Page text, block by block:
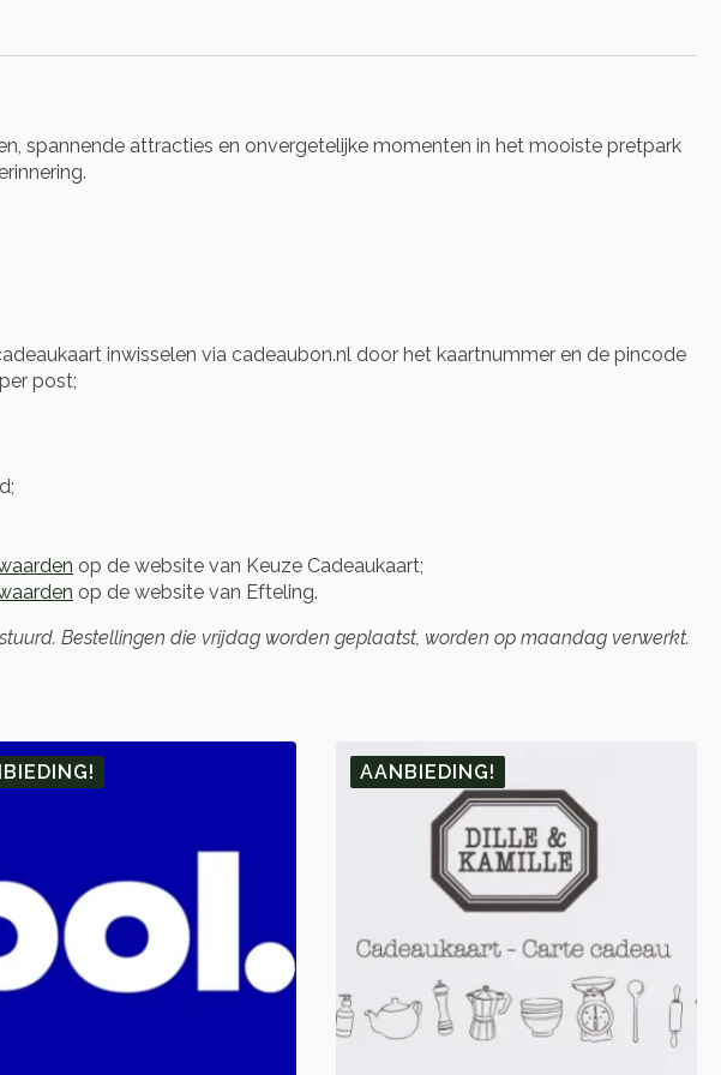
spannende attracties en onvergetelijke momenten in het mooiste pretpark
inwisselen via cadeaubon.nl door het kaartnummer en de pincode
post;
op de website van Keuze Cadeaukaart;
op de website van Efteling.
Bestellingen die vrijdag worden geplaatst, worden op maandag verwerkt.
AANBIEDING!